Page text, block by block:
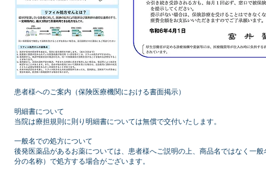
患者様へのご案内（保険医療機関における書面掲示）
明細書について
当院は療担規則に則り明細書については無償で交付いたします。
一般名での処方について
後発医薬品があるお薬については、患者様へご説明の上、商品名ではなく一般
分の名称）で処方する場合がございます。